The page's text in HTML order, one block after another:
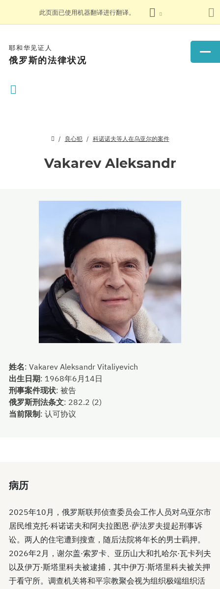
此页面已使用机器翻译进行翻译。
耶和华见证人
俄罗斯的法律状况
良心犯 科诺诺夫等人在乌亚尔的案件
Vakarev Aleksandr
姓名: Vakarev Aleksandr Vitaliyevich
出生日期: 1968年6月14日
刑事案件现状: 被告
俄罗斯刑法条文: 282.2 (2)
当前限制 : 认可协议
病历
2025年10月，俄罗斯联邦侦查委员会工作人员对乌亚尔市
居民维克托·科诺诺夫和阿夫拉图恩·萨法罗夫提起刑事诉
讼。两人的住宅遭到搜查，随后法院将年长的男士羁押。
2026年2月，谢尔盖·索罗卡、亚历山大和扎哈尔·瓦卡列夫
以及伊万·斯塔里科夫被逮捕，其中伊万·斯塔里科夫被关押
于看守所。调查机关将和平宗教聚会视为组织极端组织活